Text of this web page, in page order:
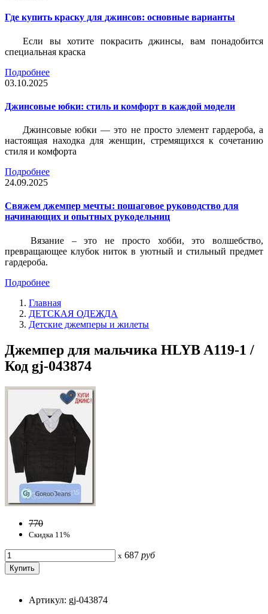
Где купить краску для джинсов: основные варианты
Если вы хотите покрасить джинсы, вам понадобится
специальная краска
Подробнее
03.10.2025
Джинсовые юбки: стиль и комфорт в каждой модели
Джинсовые юбки — это не просто элемент гардероба, а
настоящая находка для женщин, стремящихся к сочетанию
стиля и комфорта
Подробнее
24.09.2025
Свяжем джемпер мечты: пошаговое руководство для
начинающих и опытных рукодельниц
Вязание – это не просто хобби, это волшебство,
превращающее клубок ниток в уютный и стильный предмет
гардероба.
Подробнее
Главная
ДЕТСКАЯ ОДЕЖДА
Детские джемперы и жилеты
Джемпер для мальчика HLYB A119-1 /
Код gj-043874
770
Скидка 11%
x 687 руб
Артикул: gj-043874